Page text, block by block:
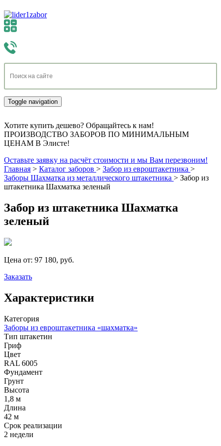
Toggle navigation
Хотите купить дешево? Обращайтесь к нам!
ПРОИЗВОДСТВО ЗАБОРОВ ПО МИНИМАЛЬНЫМ
ЦЕНАМ В Элисте!
Оставьте заявку на расчёт стоимости и мы Вам перезвоним!
Главная > Каталог заборов > Забор из евроштакетника >
Заборы Шахматка из металлического штакетника > Забор из
штакетника Шахматка зеленый
Забор из штакетника Шахматка
зеленый
Цена от: 97 180, руб.
Заказать
Характеристики
Категория
Заборы из евроштакетника «шахматка»
Тип штакетин
Гриф
Цвет
RAL 6005
Фундамент
Грунт
Высота
1,8 м
Длина
42 м
Срок реализации
2 недели